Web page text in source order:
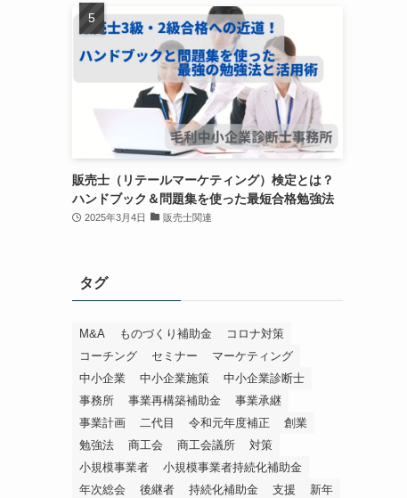
販売士（リテールマーケティング）検定とは？
ハンドブック＆問題集を使った最短合格勉強法
2025年3月4日 販売士関連
タグ
M&A ものづくり補助金
コロナ対策
コーチング
セミナー
マーケティング
中小企業
中小企業施策
中小企業診断士
事務所
事業再構築補助金
事業承継
事業計画
二代目 令和元年度補正
創業
勉強法
商工会 商工会議所
対策
小規模事業者
小規模事業者持続化補助金
年次総会
後継者 持続化補助金 支援
新年